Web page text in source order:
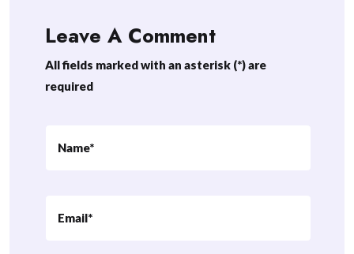
Leave A Comment
All fields marked with an asterisk (*) are
required